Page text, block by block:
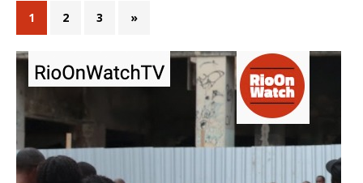
1 2 3 »